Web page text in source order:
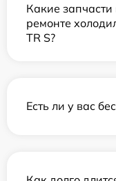
Какие
ремонте
TR S?
Есть ли у вас